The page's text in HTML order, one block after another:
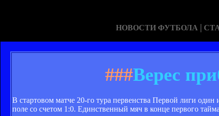
НОВОСТИ ФУТБОЛА |
###Верес
В стартовом матче 20-го тура первенства Первой лиги
поле со счетом 1:0. Единственный мяч в конце первого